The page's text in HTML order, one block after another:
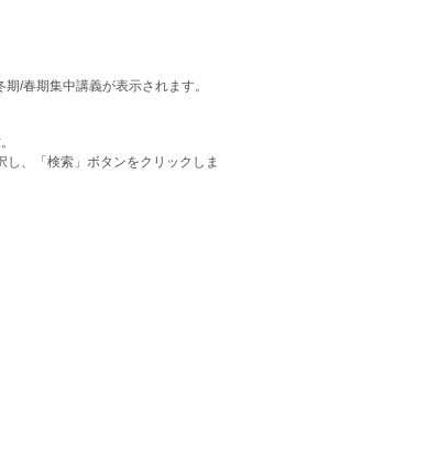
/春期集中講義が表示されます。
、「検索」ボタンをクリックしま